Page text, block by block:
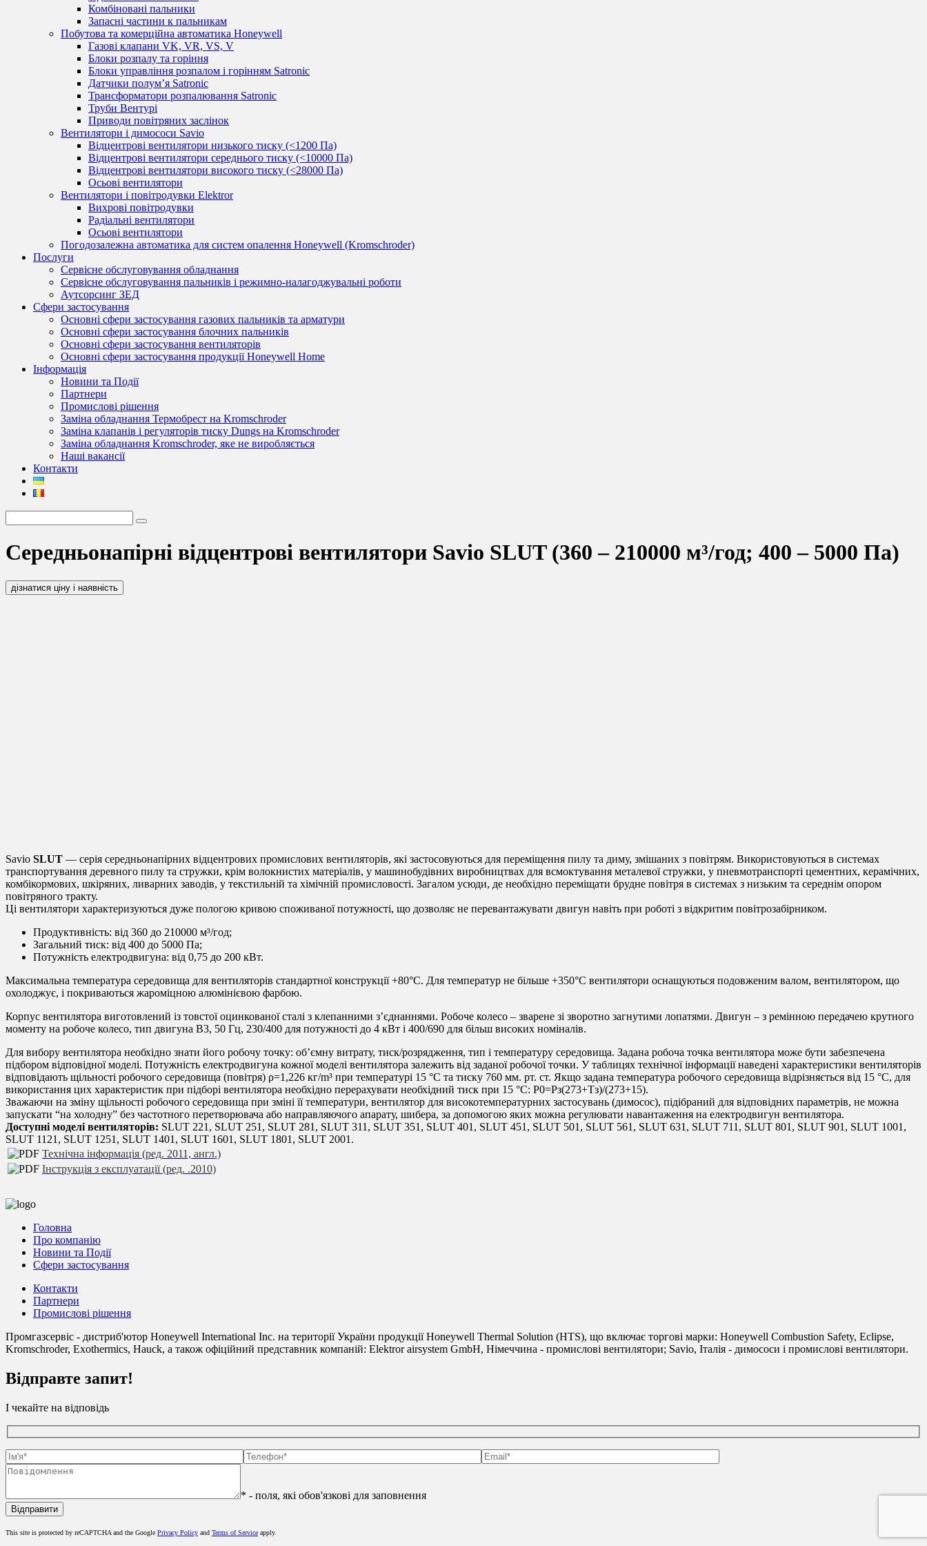
Комбіновані пальники
Запасні частини к пальникам
Побутова та комерційна автоматика Honeywell
Газові клапани VK, VR, VS, V
Блоки розпалу та горіння
Блоки управління розпалом і горінням Satronic
Датчики полум’я Satronic
Трансформатори розпалювання Satronic
Труби Вентурі
Приводи повітряних заслінок
Вентилятори і димососи Savio
Відцентрові вентилятори низького тиску (<1200 Па)
Відцентрові вентилятори середнього тиску (<10000 Па)
Відцентрові вентилятори високого тиску (<28000 Па)
Осьові вентилятори
Вентилятори і повітродувки Elektror
Вихрові повітродувки
Радіальні вентилятори
Осьові вентилятори
Погодозалежна автоматика для систем опалення Honeywell (Kromschroder)
Послуги
Сервісне обслуговування обладнання
Сервісне обслуговування пальників і режимно-налагоджувальні роботи
Аутсорсинг ЗЕД
Сфери застосування
Основні сфери застосування газових пальників та арматури
Основні сфери застосування блочних пальників
Основні сфери застосування вентиляторів
Основні сфери застосування продукції Honeywell Home
Інформація
Новини та Події
Партнери
Промислові рішення
Заміна обладнання Термобрест на Kromschroder
Заміна клапанів і регуляторів тиску Dungs на Kromschroder
Заміна обладнання Kromschroder, яке не виробляється
Наші вакансії
Контакти
Середньонапірні відцентрові вентилятори Savio SLUT (360 – 210000 м³/год; 400 – 5000 Пa)
дізнатися ціну і наявність
Savio SLUT — серія середньонапірних відцентрових промислових вентиляторів, які застосовуються для переміщення пилу та диму, змішаних з повітрям. Використовуються в системах
транспортування деревного пилу та стружки, крім волокнистих матеріалів, у машинобудівних виробництвах для всмоктування металевої стружки, у пневмотранспорті цементних, керамічних,
комбікормових, шкіряних, ливарних заводів, у текстильній та хімічній промисловості. Загалом усюди, де необхідно переміщати брудне повітря в системах з низьким та середнім опором
повітряного тракту.
Ці вентилятори характеризуються дуже пологою кривою споживаної потужності, що дозволяє не перевантажувати двигун навіть при роботі з відкритим повітрозабірником.
Продуктивність: від 360 до 210000 м³/год;
Загальний тиск: від 400 до 5000 Па;
Потужність електродвигуна: від 0,75 до 200 кВт.
Максимальна температура середовища для вентиляторів стандартної конструкції +80°C. Для температур не більше +350°C вентилятори оснащуються подовженим валом, вентилятором, що
охолоджує, і покриваються жароміцною алюмінієвою фарбою.
Корпус вентилятора виготовлений із товстої оцинкованої сталі з клепанними з’єднаннями. Робоче колесо – зварене зі зворотно загнутими лопатями. Двигун – з ремінною передачею крутного
моменту на робоче колесо, тип двигуна B3, 50 Гц, 230/400 для потужності до 4 кВт і 400/690 для більш високих номіналів.
Для вибору вентилятора необхідно знати його робочу точку: об’ємну витрату, тиск/розрядження, тип і температуру середовища. Задана робоча точка вентилятора може бути забезпечена
підбором відповідної моделі. Потужність електродвигуна кожної моделі вентилятора залежить від заданої робочої точки. У таблицях технічної інформації наведені характеристики вентиляторів
відповідають щільності робочого середовища (повітря) ρ=1,226 кг/m³ при температурі 15 °C та тиску 760 мм. рт. ст. Якщо задана температура робочого середовища відрізняється від 15 °C, для
використання цих характеристик при підборі вентилятора необхідно перерахувати необхідний тиск при 15 °C: Р0=Рз(273+Тз)/(273+15).
Зважаючи на зміну щільності робочого середовища при зміні її температури, вентилятор для високотемпературних застосувань (димосос), підібраний для відповідних параметрів, не можна
запускати “на холодну” без частотного перетворювача або направляючого апарату, шибера, за допомогою яких можна регулювати навантаження на електродвигун вентилятора.
Доступні моделі вентиляторів: SLUT 221, SLUT 251, SLUT 281, SLUT 311, SLUT 351, SLUT 401, SLUT 451, SLUT 501, SLUT 561, SLUT 631, SLUT 711, SLUT 801, SLUT 901, SLUT 1001,
SLUT 1121, SLUT 1251, SLUT 1401, SLUT 1601, SLUT 1801, SLUT 2001.
Технічна інформація (ред. 2011, англ.)
Інструкція з експлуатації (ред. .2010)
Головна
Про компанію
Новини та Події
Сфери застосування
Контакти
Партнери
Промислові рішення
Промгазсервіс - дистриб'ютор Honeywell International Inc. на території України продукції Honeywell Thermal Solution (HTS), що включає торгові марки: Honeywell Combustion Safety, Eclipse,
Kromschroder, Exothermics, Hauck, а також офіційний представник компаній: Elektror airsystem GmbH, Німеччина - промислові вентилятори; Savio, Італія - димососи і промислові вентилятори.
Відправте запит!
І чекайте на відповідь
* - поля, які обов'язкові для заповнення
This site is protected by reCAPTCHA and the Google Privacy Policy and Terms of Service apply.